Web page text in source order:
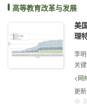
高等教育改革与发展
美
理
李明
关键
<网
更新